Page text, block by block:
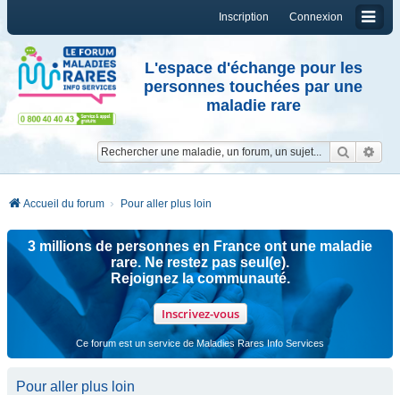
Connexion
Inscription
L'espace d'échange pour les
personnes touchées par une
maladie rare
Accueil du forum Pour aller plus loin
3 millions de personnes en France ont une maladie
rare. Ne restez pas seul(e).
Rejoignez la communauté.
Inscrivez-vous
Ce forum est un service de Maladies Rares Info Services
Pour aller plus loin